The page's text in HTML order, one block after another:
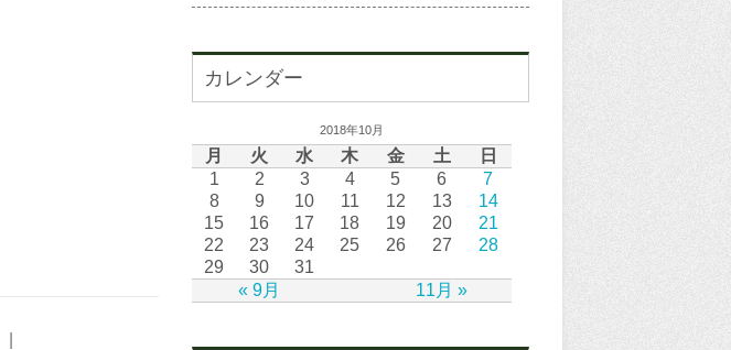
カレンダー
2018年10月
月 火 水 木 金 土 日
« 9月 11月 »
1 2 3 4 5 6
7
8
9 10 11 12 13
14
15
16 17 18 19 20
21
22
23 24 25 26 27
28
29
30 31